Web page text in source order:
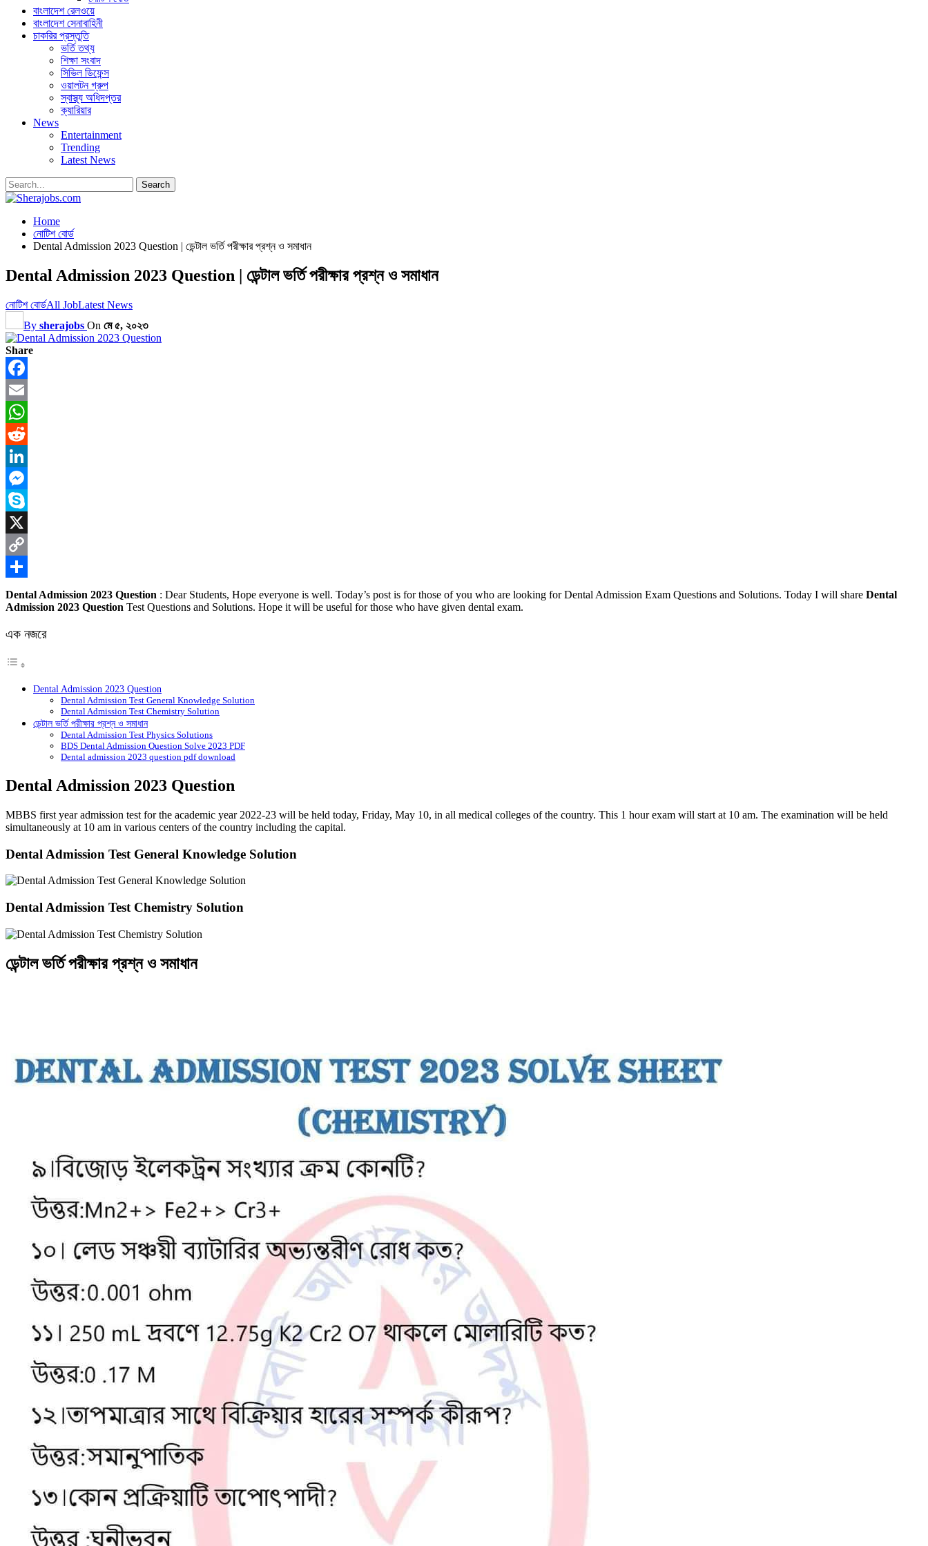
বাংলাদেশ রেলওয়ে
বাংলাদেশ সেনাবাহিনী
চাকরির প্রস্তুতি
ভর্তি তথ্য
শিক্ষা সংবাদ
সিভিল ডিফেন্স
ওয়ালটন গ্রুপ
স্বাস্থ্য অধিদপ্তর
ক্যারিয়ার
News
Entertainment
Trending
Latest News
Home
নোটিশ বোর্ড
Dental Admission 2023 Question | ডেন্টাল ভর্তি পরীক্ষার প্রশ্ন ও সমাধান
Dental Admission 2023 Question | ডেন্টাল ভর্তি পরীক্ষার প্রশ্ন ও সমাধান
নোটিশ বোর্ডAll JobLatest News
By sherajobs On মে ৫, ২০২৩
Share
Facebook
Email
WhatsApp
Reddit
LinkedIn
Messenger
Skype
X
Copy
Link
Share
Dental Admission 2023 Question : Dear Students, Hope everyone is well. Today’s post is for those of you who are looking for Dental Admission Exam Questions and Solutions. Today I will share Dental
Admission 2023 Question Test Questions and Solutions. Hope it will be useful for those who have given dental exam.
এক নজরে
Dental Admission 2023 Question
Dental Admission Test General Knowledge Solution
Dental Admission Test Chemistry Solution
ডেন্টাল ভর্তি পরীক্ষার প্রশ্ন ও সমাধান
Dental Admission Test Physics Solutions
BDS Dental Admission Question Solve 2023 PDF
Dental admission 2023 question pdf download
Dental Admission 2023 Question
MBBS first year admission test for the academic year 2022-23 will be held today, Friday, May 10, in all medical colleges of the country. This 1 hour exam will start at 10 am. The examination will be held
simultaneously at 10 am in various centers of the country including the capital.
Dental Admission Test General Knowledge Solution
Dental Admission Test Chemistry Solution
ডেন্টাল ভর্তি পরীক্ষার প্রশ্ন ও সমাধান